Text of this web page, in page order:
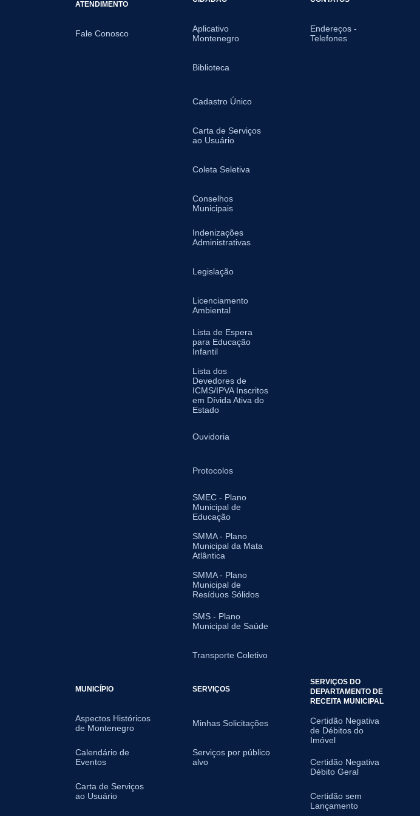
ATENDIMENTO
Fale Conosco
Aplicativo
Montenegro
Biblioteca
Cadastro Único
Carta de Serviços
ao Usuário
Coleta Seletiva
Conselhos
Municipais
Indenizações
Administrativas
Legislação
Licenciamento
Ambiental
Lista de Espera
para Educação
Infantil
Lista dos
Devedores de
ICMS/IPVA Inscritos
em Dívida Ativa do
Estado
Ouvidoria
Protocolos
SMEC - Plano
Municipal de
Educação
SMMA - Plano
Municipal da Mata
Atlântica
SMMA - Plano
Municipal de
Resíduos Sólidos
SMS - Plano
Municipal de Saúde
Transporte Coletivo
Endereços -
Telefones
MUNICÍPIO
Aspectos Históricos
de Montenegro
Calendário de
Eventos
Carta de Serviços
ao Usuário
SERVIÇOS
Minhas Solicitações
Serviços por público
alvo
SERVIÇOS DO
DEPARTAMENTO DE
RECEITA MUNICIPAL
Certidão Negativa
de Débitos do
Imóvel
Certidão Negativa
Débito Geral
Certidão sem
Lançamento